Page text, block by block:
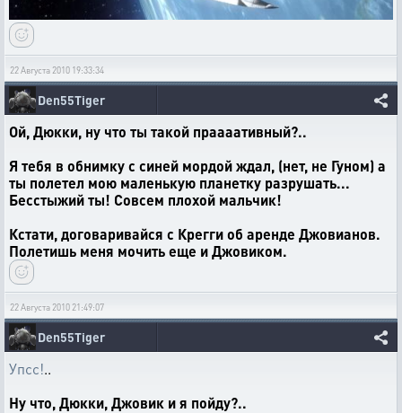
22 Августа 2010 19:33:34
Den55Tiger
Ой, Дюкки, ну что ты такой праааативный?..
Я тебя в обнимку с синей мордой ждал, (нет, не Гуном) а
ты полетел мою маленькую планетку разрушать...
Бесстыжий ты! Совсем плохой мальчик!
Кстати, договаривайся с Крегги об аренде Джовианов.
Полетишь меня мочить еще и Джовиком.
22 Августа 2010 21:49:07
Den55Tiger
Упсс!..
Ну что, Дюкки, Джовик и я пойду?..